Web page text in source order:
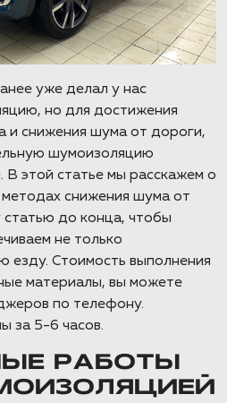
уже делал у нас
но для достижения
и снижения шума от дороги,
шумоизоляцию
В этой статье мы расскажем о
методах снижения шума от
до конца, чтобы
не только
езду. Стоимость выполнения
материалы, вы можете
по телефону.
за 5-6 часов.
РАБОТЫ